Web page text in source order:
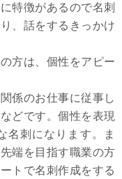
特徴があるので名刺
、話をするきっかけ
方は、個性をアピー
係のお仕事に従事し
どです。個性を表現
名刺になります。ま
端を目指す職業の方
トで名刺作成をする